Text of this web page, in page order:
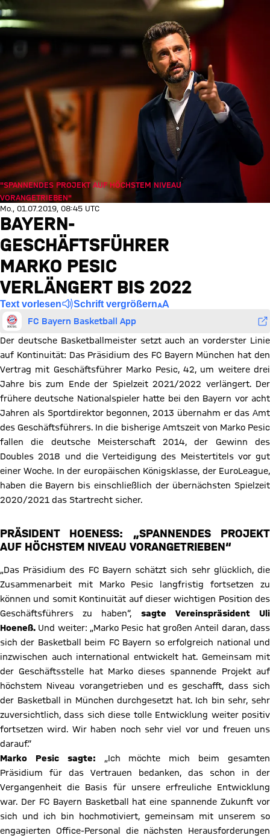
"SPANNENDES PROJEKT AUF HÖCHSTEM NIVEAU
VORANGETRIEBEN"
Mo., 01.07.2019, 08:45 UTC
BAYERN-
GESCHÄFTSFÜHRER
MARKO PESIC
VERLÄNGERT BIS 2022
Text vorlesen Schrift vergrößern
FC Bayern Basketball App
Der deutsche Basketballmeister setzt auch an vorderster Linie
auf Kontinuität: Das Präsidium des FC Bayern München hat den
Vertrag mit Geschäftsführer Marko Pesic, 42, um weitere drei
Jahre bis zum Ende der Spielzeit 2021/2022 verlängert. Der
frühere deutsche Nationalspieler hatte bei den Bayern vor acht
Jahren als Sportdirektor begonnen, 2013 übernahm er das Amt
des Geschäftsführers. In die bisherige Amtszeit von Marko Pesic
fallen die deutsche Meisterschaft 2014, der Gewinn des
Doubles 2018 und die Verteidigung des Meistertitels vor gut
einer Woche. In der europäischen Königsklasse, der EuroLeague,
haben die Bayern bis einschließlich der übernächsten Spielzeit
2020/2021 das Startrecht sicher.
PRÄSIDENT HOENESS: „SPANNENDES PROJEKT A
UF HÖCHSTEM NIVEAU VORANGETRIEBEN“
„Das Präsidium des FC Bayern schätzt sich sehr glücklich, die
Zusammenarbeit mit Marko Pesic langfristig fortsetzen zu
können und somit Kontinuität auf dieser wichtigen Position des
Geschäftsführers zu haben“, sagte Vereinspräsident Uli
Hoeneß. Und weiter: „Marko Pesic hat großen Anteil daran, dass
sich der Basketball beim FC Bayern so erfolgreich national und
inzwischen auch international entwickelt hat. Gemeinsam mit
der Geschäftsstelle hat Marko dieses spannende Projekt auf
höchstem Niveau vorangetrieben und es geschafft, dass sich
der Basketball in München durchgesetzt hat. Ich bin sehr, sehr
zuversichtlich, dass sich diese tolle Entwicklung weiter positiv
fortsetzen wird. Wir haben noch sehr viel vor und freuen uns
darauf.“
Marko Pesic sagte: „Ich möchte mich beim gesamten
Präsidium für das Vertrauen bedanken, das schon in der
Vergangenheit die Basis für unsere erfreuliche Entwicklung
war. Der FC Bayern Basketball hat eine spannende Zukunft vor
sich und ich bin hochmotiviert, gemeinsam mit unserem so
engagierten Office-Personal die nächsten Herausforderungen